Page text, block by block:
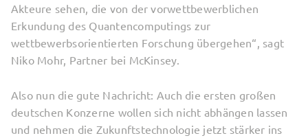
Akteure sehen, die von der vorwettbewerblichen
Erkundung des Quantencomputings zur
wettbewerbsorientierten Forschung übergehen“, sagt
Niko Mohr, Partner bei McKinsey.
Also nun die gute Nachricht: Auch die ersten großen
deutschen Konzerne wollen sich nicht abhängen lassen
und nehmen die Zukunftstechnologie jetzt stärker ins